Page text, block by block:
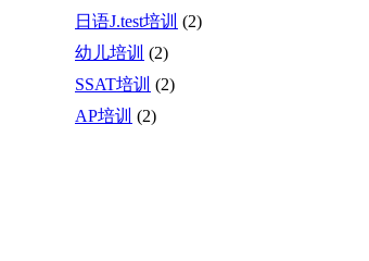
日语J.test培训 (2)
幼儿培训 (2)
SSAT培训 (2)
AP培训 (2)